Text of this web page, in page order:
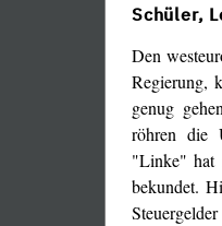
Schüler,
Den
Regierung,
genug
röhren die
"Linke" hat
bekundet.